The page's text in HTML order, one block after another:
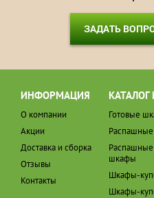
ЗАДАТЬ
ИНФОРМАЦИЯ
О компании
Акции
Доставка и сборка
Отзывы
Контакты
Готовые
Распашные
шкафы
Шкафы-
Шкафы-